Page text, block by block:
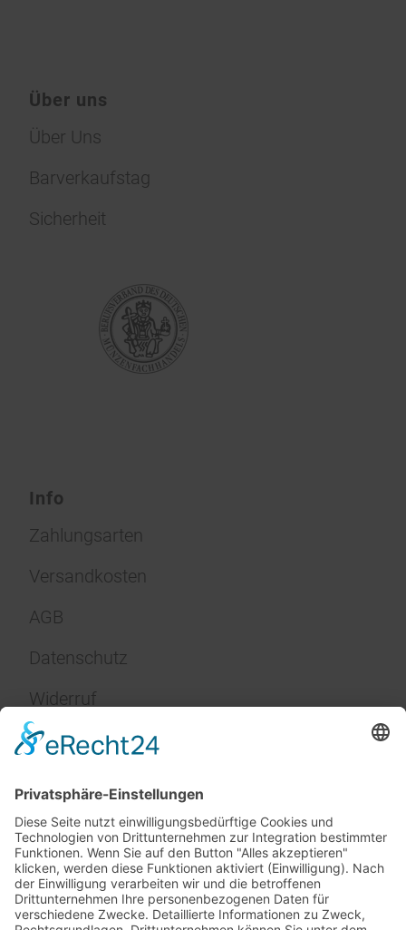
Über uns
Über Uns
Barverkaufstag
Sicherheit
Info
Zahlungsarten
Versandkosten
AGB
Datenschutz
Widerruf
Impressum
Service
FAQ